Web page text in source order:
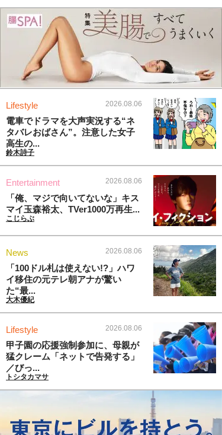
Lifestyle 2026.08.06
電車でドラマを大声実況する“ネ
タバレおばさん”。注意した女子
高生の...
鈴木詩子
Entertainment 2026.08.06
「俺、マジで向いてないな」キス
マイ玉森裕太、TVer1000万再生...
こじらぶ
News 2026.08.06
「100ドル札は使えない!?」ハワ
イ移住の元テレ朝アナが驚い
た“最...
大木優紀
Lifestyle 2026.08.06
甲子園の応援強制参加に、母親が
猛クレーム「ネットで告発する」
／びっ...
トシタカマサ